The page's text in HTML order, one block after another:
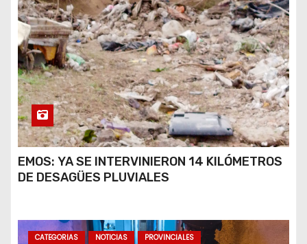
EMOS: YA SE INTERVINIERON 14 KILÓMETROS
DE DESAGÜES PLUVIALES
CATEGORIAS NOTICIAS PROVINCIALES